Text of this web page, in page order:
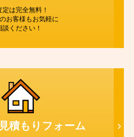
定は完全無料！
お客様もお気軽に
談ください！
積もり フォーム